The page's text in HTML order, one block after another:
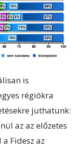
is
régiókra
juthatunk:
az az előzetes
Fidesz az